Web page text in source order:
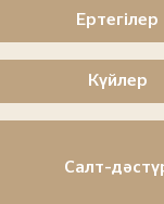
Ертегілер
Күйлер
Салт-